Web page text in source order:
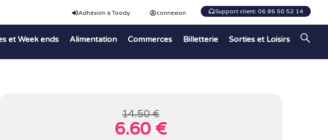
Adhésion à Toody connexion Support client: 06 86 50 52 14
et Week ends Alimentation Commerces Billetterie Sorties et Loisirs
14.50 €
6.60 €